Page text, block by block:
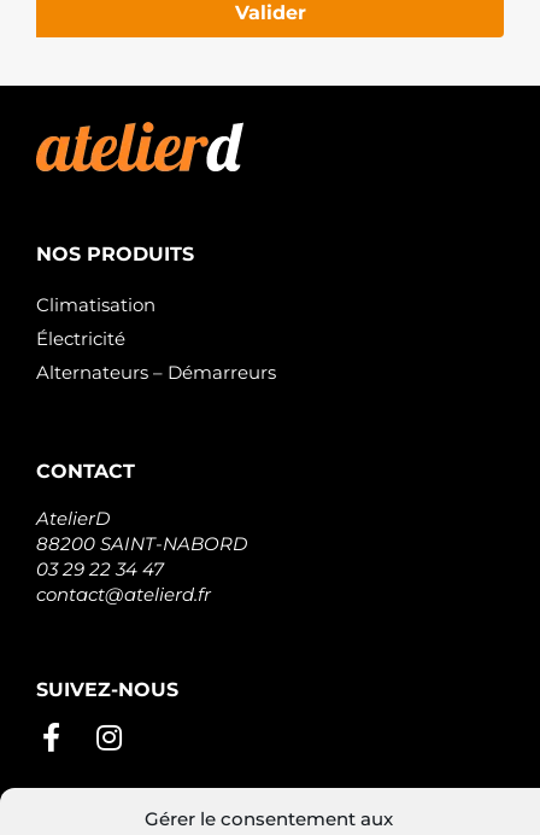
Gérer le consentement aux
Valider
NOS PRODUITS
Climatisation
Électricité
Alternateurs – Démarreurs
CONTACT
AtelierD
88200 SAINT-NABORD
03 29 22 34 47
contact@atelierd.fr
SUIVEZ-NOUS